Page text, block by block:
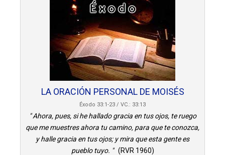
LA ORACIÓN PERSONAL DE MOISÉS
Éxodo 33:1-23 / VC.: 33:13
" Ahora, pues, si he hallado gracia en tus ojos, te ruego
que me muestres ahora tu camino, para que te conozca,
y halle gracia en tus ojos; y mira que esta gente es
pueblo tuyo. "(RVR 1960)